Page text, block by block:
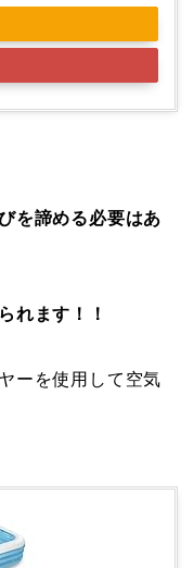
を諦める必要はあ
れます！！
ーを使用して空気